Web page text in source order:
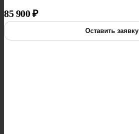
85 900₽
Оставить заявку